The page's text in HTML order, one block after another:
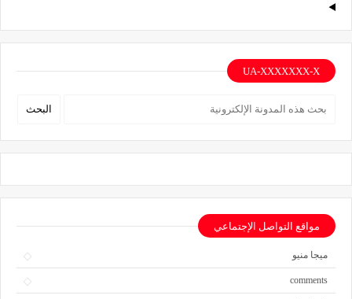
UA-XXXXXXX-X
مواقع التواصل الإجتماعي
ميجا منيو
comments